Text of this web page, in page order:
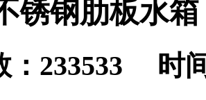
锈钢肋板水
：233533 时